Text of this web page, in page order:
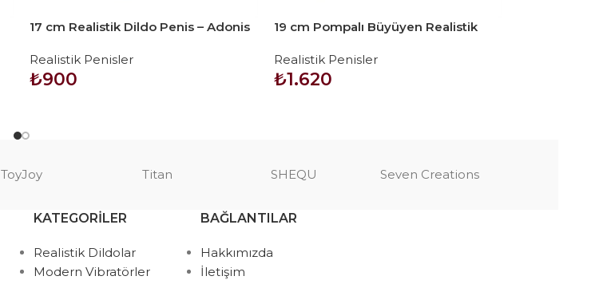
17 cm Realistik Dildo Penis – Adonis
Realistik Penisler
₺900
19 cm Pompalı Büyüyen Realistik
Realistik Penisler
₺1.620
ToyJoy Titan SHEQU Seven Creations
KATEGORILER
Realistik Dildolar
Modern Vibratörler
BAĞLANTILAR
Hakkımızda
İletişim